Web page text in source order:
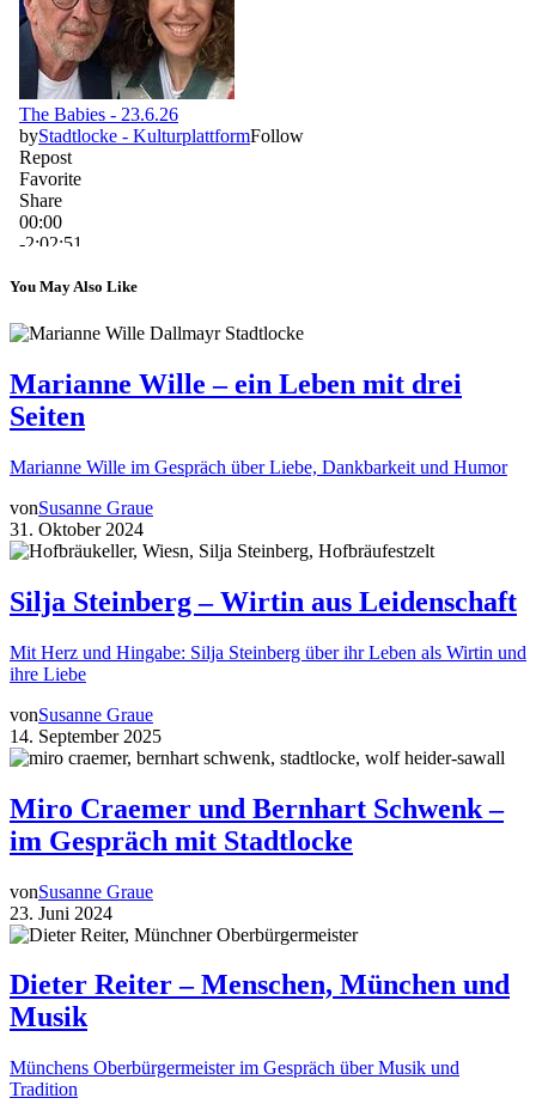
You May Also Like
Marianne Wille – ein Leben mit drei
Seiten
Marianne Wille im Gespräch über Liebe, Dankbarkeit und Humor
vonSusanne Graue
31. Oktober 2024
Silja Steinberg – Wirtin aus Leidenschaft
Mit Herz und Hingabe: Silja Steinberg über ihr Leben als Wirtin und
ihre Liebe
vonSusanne Graue
14. September 2025
Miro Craemer und Bernhart Schwenk –
im Gespräch mit Stadtlocke
vonSusanne Graue
23. Juni 2024
Dieter Reiter – Menschen, München und
Musik
Münchens Oberbürgermeister im Gespräch über Musik und
Tradition